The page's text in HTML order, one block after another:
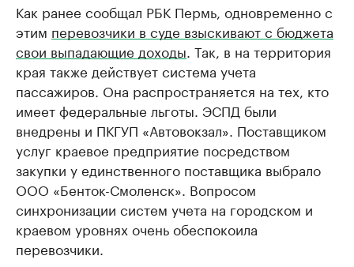
Как ранее сообщал РБК Пермь, одновременно с
этим перевозчики в суде взыскивают с бюджета
свои выпадающие доходы . Так, в на территория
края также действует система учета
пассажиров. Она распространяется на тех, кто
имеет федеральные льготы. ЭСПД были
внедрены и ПКГУП «Автовокзал». Поставщиком
услуг краевое предприятие посредством
закупки у единственного поставщика выбрало
ООО «Бенток-Смоленск». Вопросом
синхронизации систем учета на городском и
краевом уровнях очень обеспокоила
перевозчики.